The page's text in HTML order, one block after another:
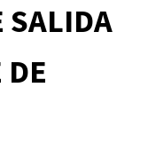
SALIDA